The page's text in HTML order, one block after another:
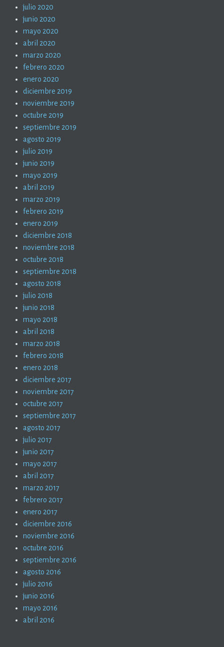
julio 2020
junio 2020
mayo 2020
abril 2020
marzo 2020
febrero 2020
enero 2020
diciembre 2019
noviembre 2019
octubre 2019
septiembre 2019
agosto 2019
julio 2019
junio 2019
mayo 2019
abril 2019
marzo 2019
febrero 2019
enero 2019
diciembre 2018
noviembre 2018
octubre 2018
septiembre 2018
agosto 2018
julio 2018
junio 2018
mayo 2018
abril 2018
marzo 2018
febrero 2018
enero 2018
diciembre 2017
noviembre 2017
octubre 2017
septiembre 2017
agosto 2017
julio 2017
junio 2017
mayo 2017
abril 2017
marzo 2017
febrero 2017
enero 2017
diciembre 2016
noviembre 2016
octubre 2016
septiembre 2016
agosto 2016
julio 2016
junio 2016
mayo 2016
abril 2016